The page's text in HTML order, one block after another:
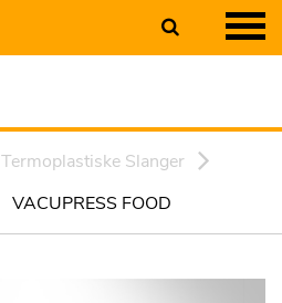
Termoplastiske Slanger
VACUPRESS FOOD